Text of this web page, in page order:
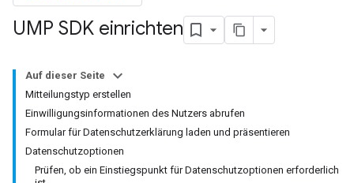
UMP SDK einrichten
Auf dieser Seite
Mitteilungstyp erstellen
Einwilligungsinformationen des Nutzers abrufen
Formular für Datenschutzerklärung laden und präsentieren
Datenschutzoptionen
Prüfen, ob ein Einstiegspunkt für Datenschutzoptionen erforderlich